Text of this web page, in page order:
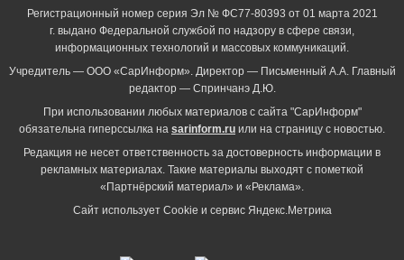
Регистрационный номер серия Эл № ФС77-80393 от 01 марта 2021
г. выдано Федеральной службой по надзору в сфере связи,
информационных технологий и массовых коммуникаций.
Учредитель — ООО «СарИнформ». Директор — Письменный А.А. Главный
редактор — Спринчанэ Д.Ю.
При использовании любых материалов с сайта "СарИнформ"
обязательна гиперссылка на sarinform.ru или на страницу с новостью.
Редакция не несет ответственность за достоверность информации в
рекламных материалах. Такие материалы выходят с пометкой
«Партнёрский материал» и «Реклама».
Сайт использует Cookie и сервиc Яндекс.Метрика